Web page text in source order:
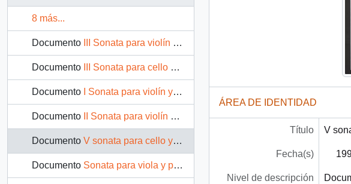
8 más...
Documento III Sonata para violín y piano
Documento III Sonata para cello y piano
Documento I Sonata para violín y piano
Documento II Sonata para violín y piano
Documento V sonata para cello y piano
Documento Sonata para viola y piano
ÁREA DE IDENTIDAD
Título V
Fecha(s)
Nivel de descripción